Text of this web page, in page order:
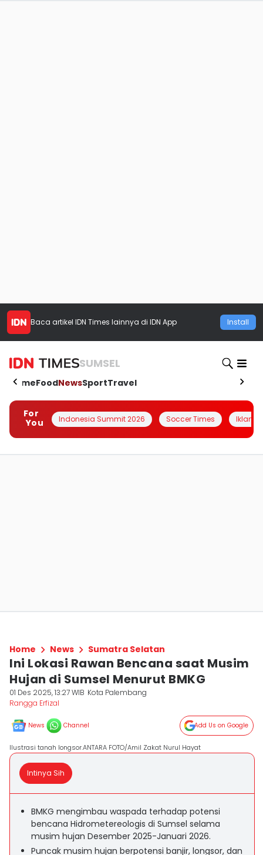
Baca artikel IDN Times lainnya di IDN App Install
SUMSEL
HomeFoodNewsSportTravel
For
You
Indonesia Summit 2026 Soccer Times Iklanin
Home News Sumatra Selatan
Ini Lokasi Rawan Bencana saat Musim
Hujan di Sumsel Menurut BMKG
01 Des 2025, 13:27 WIB Kota Palembang
Rangga Erfizal
News Channel Add Us on Google
Ilustrasi tanah longsor.ANTARA FOTO/Amil Zakat Nurul Hayat
Intinya Sih
BMKG mengimbau waspada terhadap potensi
bencana Hidrometereologis di Sumsel selama
musim hujan Desember 2025-Januari 2026.
Puncak musim hujan berpotensi banjir, longsor, dan